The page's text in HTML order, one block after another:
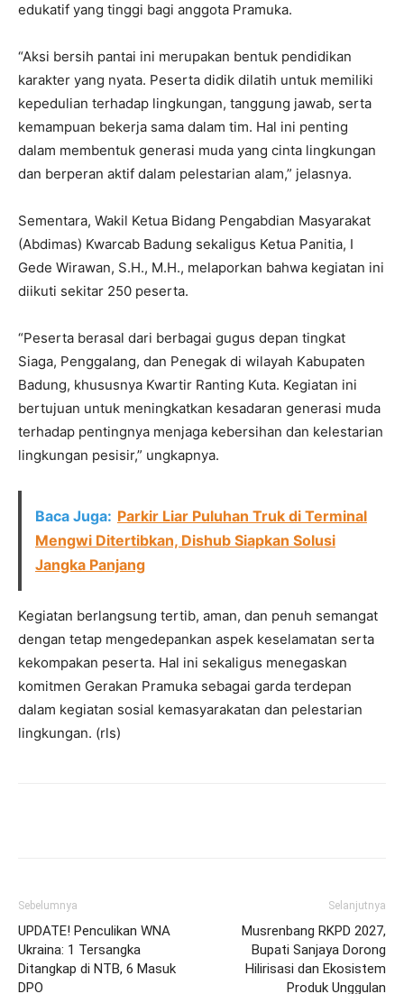
edukatif yang tinggi bagi anggota Pramuka.
“Aksi bersih pantai ini merupakan bentuk pendidikan
karakter yang nyata. Peserta didik dilatih untuk memiliki
kepedulian terhadap lingkungan, tanggung jawab, serta
kemampuan bekerja sama dalam tim. Hal ini penting
dalam membentuk generasi muda yang cinta lingkungan
dan berperan aktif dalam pelestarian alam,” jelasnya.
Sementara, Wakil Ketua Bidang Pengabdian Masyarakat
(Abdimas) Kwarcab Badung sekaligus Ketua Panitia, I
Gede Wirawan, S.H., M.H., melaporkan bahwa kegiatan ini
diikuti sekitar 250 peserta.
“Peserta berasal dari berbagai gugus depan tingkat
Siaga, Penggalang, dan Penegak di wilayah Kabupaten
Badung, khususnya Kwartir Ranting Kuta. Kegiatan ini
bertujuan untuk meningkatkan kesadaran generasi muda
terhadap pentingnya menjaga kebersihan dan kelestarian
lingkungan pesisir,” ungkapnya.
Baca Juga: Parkir Liar Puluhan Truk di Terminal
Mengwi Ditertibkan, Dishub Siapkan Solusi
Jangka Panjang
Kegiatan berlangsung tertib, aman, dan penuh semangat
dengan tetap mengedepankan aspek keselamatan serta
kekompakan peserta. Hal ini sekaligus menegaskan
komitmen Gerakan Pramuka sebagai garda terdepan
dalam kegiatan sosial kemasyarakatan dan pelestarian
lingkungan. (rls)
Sebelumnya
UPDATE! Penculikan WNA
Ukraina: 1 Tersangka
Ditangkap di NTB, 6 Masuk
DPO
Selanjutnya
Musrenbang RKPD 2027,
Bupati Sanjaya Dorong
Hilirisasi dan Ekosistem
Produk Unggulan